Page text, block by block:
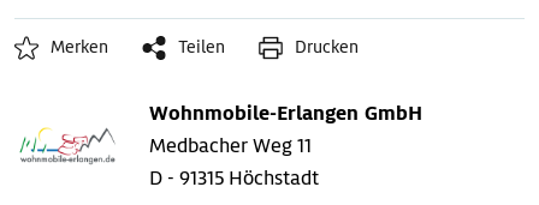
Merken Teilen Drucken
Wohnmobile-Erlangen GmbH
Medbacher Weg 11
D - 91315 Höchstadt